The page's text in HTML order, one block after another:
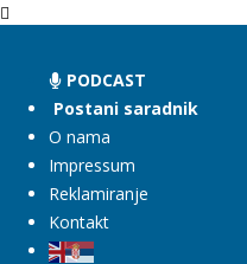
PODCAST
Postani saradnik
O nama
Impressum
Reklamiranje
Kontakt